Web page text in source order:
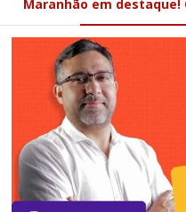
Maranhão em